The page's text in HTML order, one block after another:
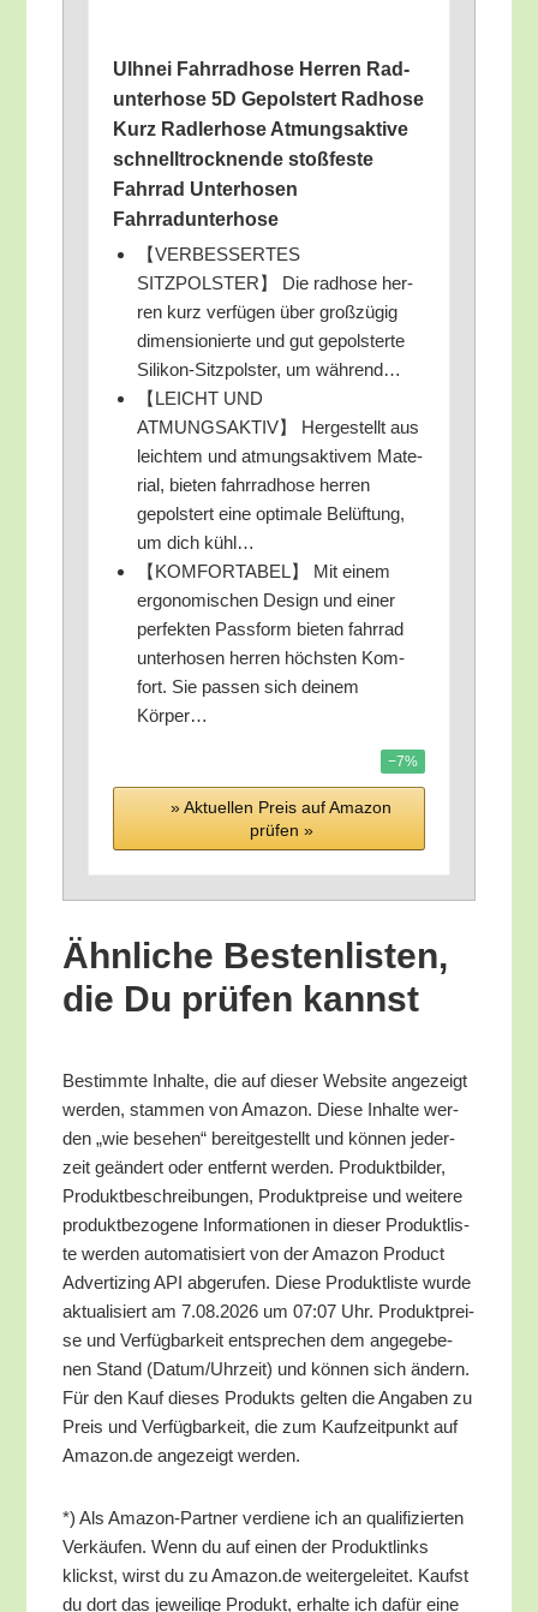
Ulhnei Fahr­rad­ho­se Her­ren Rad­
un­ter­ho­se 5D Gepols­tert Rad­ho­se
Kurz Rad­ler­ho­se Atmungs­ak­ti­ve
schnell­trock­nen­de stoß­fes­te
Fahr­rad Unter­ho­sen
Fahrradunterhose
【VERBESSERTES
SITZPOLSTER】 Die rad­ho­se her­
ren kurz ver­fü­gen über groß­zü­gig
dimen­sio­nier­te und gut gepols­ter­te
Sili­kon-Sitz­pols­ter, um während…
【LEICHT UND
ATMUNGSAKTIV】 Her­ge­stellt aus
leich­tem und atmungs­ak­ti­vem Mate­
ri­al, bie­ten fahr­rad­ho­se her­ren
gepols­tert eine opti­ma­le Belüf­tung,
um dich kühl…
【KOMFORTABEL】 Mit einem
ergo­no­mi­schen Design und einer
per­fek­ten Pass­form bie­ten fahr­rad
unter­ho­sen her­ren höchs­ten Kom­
fort. Sie pas­sen sich dei­nem
Körper…
−7%
» Aktu­el­len Preis auf Ama­zon
prü­fen »
Ähn­li­che Bes­ten­lis­ten,
die Du prü­fen kannst
Bestimm­te Inhal­te, die auf die­ser Web­site ange­zeigt
wer­den, stam­men von Ama­zon. Die­se Inhal­te wer­
den „wie bese­hen“ bereit­ge­stellt und kön­nen jeder­
zeit geän­dert oder ent­fernt wer­den. Pro­dukt­bil­der,
Pro­dukt­be­schrei­bun­gen, Pro­dukt­prei­se und wei­te­re
pro­dukt­be­zo­ge­ne Infor­ma­tio­nen in die­ser Pro­dukt­lis­
te wer­den auto­ma­ti­siert von der Ama­zon Pro­duct
Adver­tiz­ing API abge­ru­fen. Die­se Pro­dukt­lis­te wur­de
aktua­li­siert am 7.08.2026 um 07:07 Uhr. Pro­dukt­prei­
se und Ver­füg­bar­keit ent­spre­chen dem ange­ge­be­
nen Stand (Datum/​Uhrzeit) und kön­nen sich ändern.
Für den Kauf die­ses Pro­dukts gel­ten die Anga­ben zu
Preis und Ver­füg­bar­keit, die zum Kauf­zeit­punkt auf
Amazon.de ange­zeigt werden.
*) Als Ama­zon-Part­ner ver­die­ne ich an qua­li­fi­zier­ten
Ver­käu­fen. Wenn du auf einen der Pro­dukt­links
klickst, wirst du zu Amazon.de wei­ter­ge­lei­tet. Kaufst
du dort das jewei­li­ge Pro­dukt, erhal­te ich dafür eine